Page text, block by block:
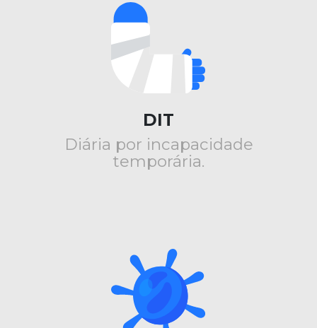
DIT
Diária por incapacidade
temporária.